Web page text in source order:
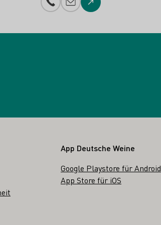
Telefonnummer
E-Mail-Adresse
Zur Website
App Deutsche Weine
Google Playstore für Android
App Store für iOS